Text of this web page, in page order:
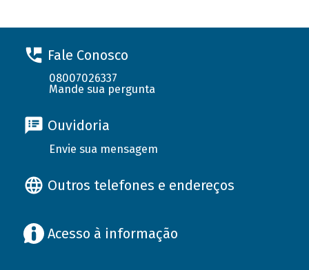
Fale Conosco
08007026337
Mande sua pergunta
Ouvidoria
Envie sua mensagem
Outros telefones e endereços
Acesso à informação